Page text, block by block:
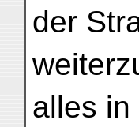
der
alles in